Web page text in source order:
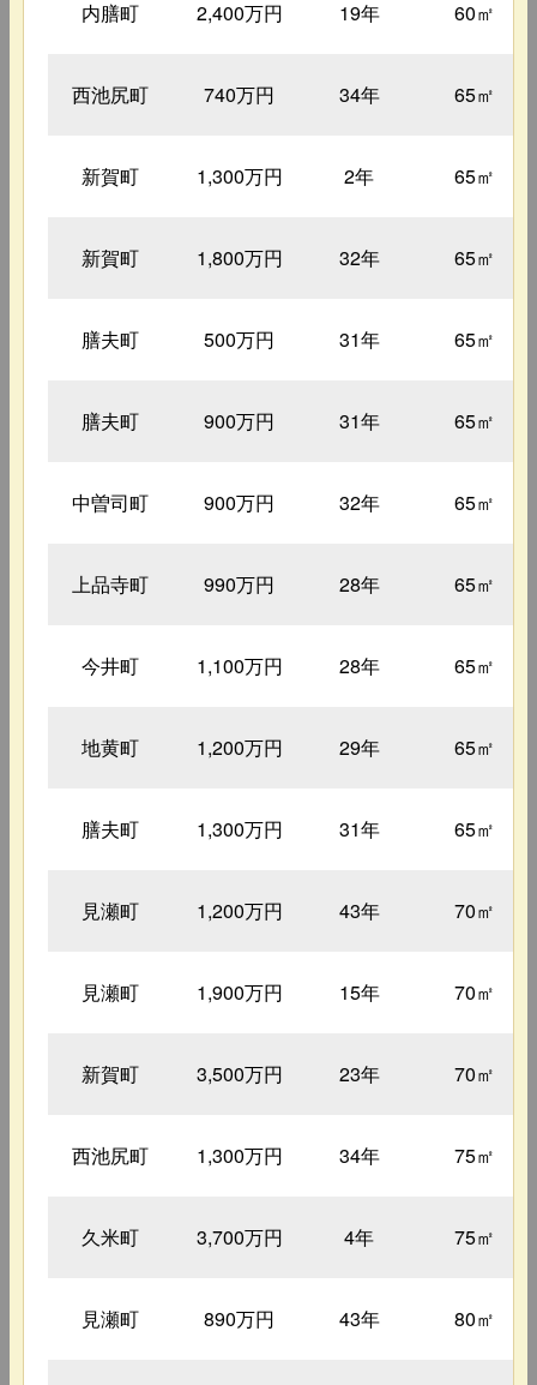
内膳町 2,400万円 19年 60㎡
西池尻町 740万円 34年 65㎡
新賀町 1,300万円 2年 65㎡
新賀町 1,800万円 32年 65㎡
膳夫町 500万円 31年 65㎡
膳夫町 900万円 31年 65㎡
中曽司町 900万円 32年 65㎡
上品寺町 990万円 28年 65㎡
今井町 1,100万円 28年 65㎡
地黄町 1,200万円 29年 65㎡
膳夫町 1,300万円 31年 65㎡
見瀬町 1,200万円 43年 70㎡
見瀬町 1,900万円 15年 70㎡
新賀町 3,500万円 23年 70㎡
西池尻町 1,300万円 34年 75㎡
久米町 3,700万円 4年 75㎡
見瀬町 890万円 43年 80㎡